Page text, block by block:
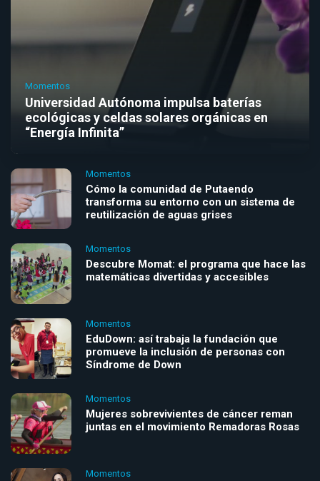
Momentos
Universidad Autónoma impulsa baterías
ecológicas y celdas solares orgánicas en
“Energía Infinita”
Momentos
Cómo la comunidad de Putaendo
transforma su entorno con un sistema de
reutilización de aguas grises
Momentos
Descubre Momat: el programa que hace las
matemáticas divertidas y accesibles
Momentos
EduDown: así trabaja la fundación que
promueve la inclusión de personas con
Síndrome de Down
Momentos
Mujeres sobrevivientes de cáncer reman
juntas en el movimiento Remadoras Rosas
Momentos